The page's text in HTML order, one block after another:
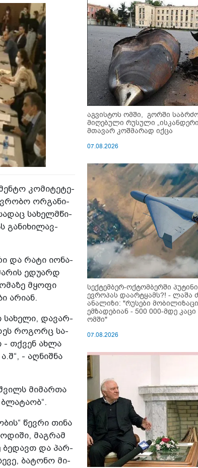
კო­მი­ტე­ტე­
ორ­გა­ნი­
სა­ხელ­მწი­
გა­ნი­ხი­ლავ­
და რატი იო­ნა­
ედუ­არდ
მყო­ფი
არი­ან.
სა­ხე­ლი, და­ვარ­
რო­გორც სა­
- თქვენ ახლა
- აღ­ნიშ­ნა
მი­მარ­თა
ბლა­ტა­ობ“.
წევ­რი თინა
მაგ­რამ
ბე­დავთ და პარ­
ბა­ტო­ნო მი­
აგვისტოს ომში, გორში
მიღებული რუსული
მთავარ კოშმარად იქცა
07.08.2026
სექტემბერ-ოქტომბერში
ევროპას დაარტყამს?! - ლაშა
ანალიზი: "რუსები
ემზადებიან - 500 000-მდე
ომში"
07.08.2026